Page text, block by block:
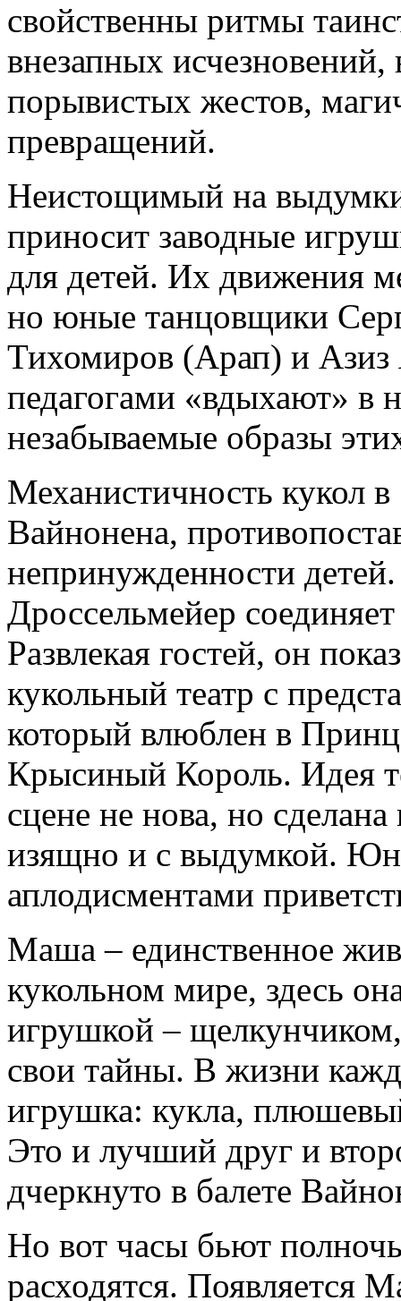
свойственны ритмы
внезапных
порывистых жестов,
превращений.
Неистощимый на
приносит заводные
для детей. Их движения
но юные танцовщики
Тихомиров (Арап) и Азиз
педагогами «вдыхают» в
незабываемые образы
Механистичность кукол
Вайнонена,
непринужденности
Дроссельмейер
Развлекая гостей, он
кукольный театр с
который влюблен в
Крысиный Король. Идея
сцене не нова, но
изящно и с выдумкой.
аплодисментами
Маша – единственное
кукольном мире, здесь
игрушкой –
свои тайны. В жизни
игрушка: кукла,
Это и лучший друг и
дчеркнуто в балете
Но вот часы бьют
расходятся. Появляется